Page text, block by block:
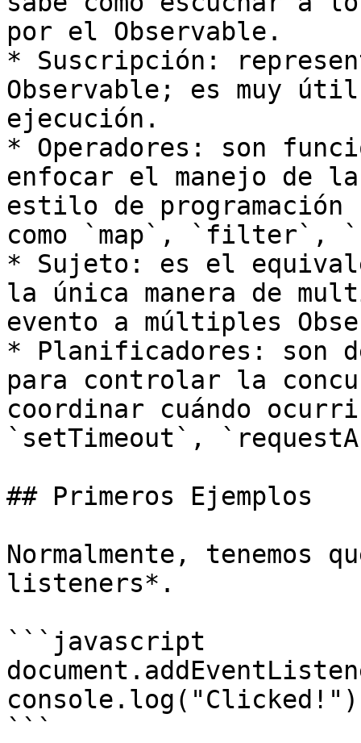
por el Observable.
* Suscripción:
Observable; es muy
ejecución.
* Operadores: son
enfocar el manejo de
estilo de
como `map`, `filter`,
* Sujeto: es el
la única manera de
evento a múltiples
* Planificadores: son
para controlar la
coordinar cuándo
`setTimeout`,
## Primeros Ejemplos
Normalmente, tenemos
listeners*.
```javascript
```